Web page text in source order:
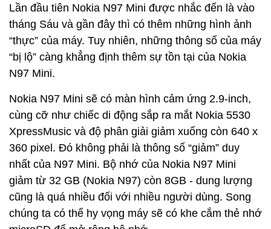
Lần đầu tiên Nokia N97 Mini được nhắc đến là vào
tháng Sáu và gần đây thì có thêm những hình ảnh
“thực” của máy. Tuy nhiên, những thông số của máy
“bị lộ” càng khẳng định thêm sự tồn tại của Nokia
N97 Mini.
Nokia N97 Mini sẽ có màn hình cảm ứng 2.9-inch,
cùng cỡ như chiếc di động sắp ra mắt Nokia 5530
XpressMusic và độ phân giải giảm xuống còn 640 x
360 pixel. Đó không phải là thông số “giảm” duy
nhất của N97 Mini. Bộ nhớ của Nokia N97 Mini
giảm từ 32 GB (Nokia N97) còn 8GB - dung lượng
cũng là quá nhiều đối với nhiều người dùng. Song
chúng ta có thể hy vọng máy sẽ có khe cắm thẻ nhớ